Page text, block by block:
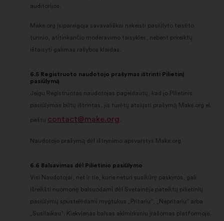
auditorijos.
Make.org įsipareigoja savavališkai nekeisti pasiūlyto teisėto
turinio, atitinkančio moderavimo taisykles, nebent prireiktų
ištaisyti galimas rašybos klaidas.
6.5 Registruoto naudotojo prašymas ištrinti Pilietinį
pasiūlymą
Jeigu Registruotas naudotojas pageidautų, kad jo Pilietinis
pasiūlymas būtų ištrintas, jis turėtų atsiųsti prašymą Make.org el.
paštu contact@make.org
Naudotojo prašymą dėl ištrynimo apsvarstys Make.org.
6.6 Balsavimas dėl Pilietinio pasiūlymo
Visi Naudotojai, net ir tie, kurie neturi susikūrę paskyros, gali
išreikšti nuomonę balsuodami dėl Svetainėje pateiktų pilietinių
pasiūlymų spustelėdami mygtukus „Pritariu“, „Nepritariu“ arba
„Susilaikau“. Kiekvienas balsas akimirksniu įrašomas platformoje.